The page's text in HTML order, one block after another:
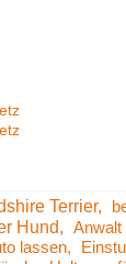
Terrier
Hund Anwalt
lassen